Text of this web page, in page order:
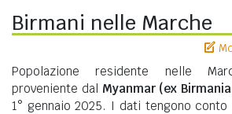
Birmani nelle Marche
Popolazione residente nelle
proveniente dal Myanmar (ex
1° gennaio 2025. I dati tengono conto